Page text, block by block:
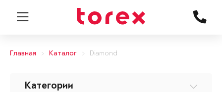
Главная Каталог Diamond
Категории